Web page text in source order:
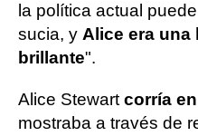
la política actual
sucia, y Alice era una
brillante".
Alice Stewart corría
mostraba a través de